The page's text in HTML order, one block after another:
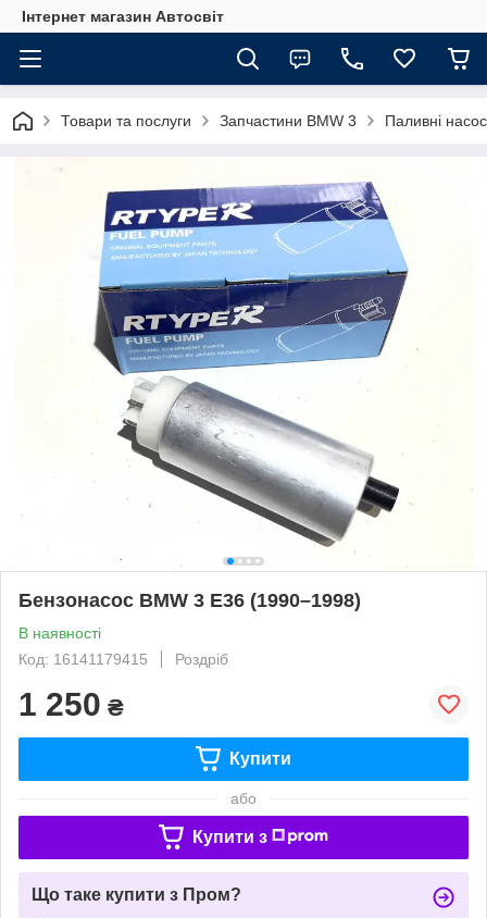
Інтернет магазин Автосвіт
Товари та послуги Запчастини BMW 3 Паливні
Бензонасос BMW 3 E36 (1990–1998)
В наявності
Код: 16141179415
Роздріб
1 250 ₴
Купити
або
Купити з
Що таке купити з Пром?